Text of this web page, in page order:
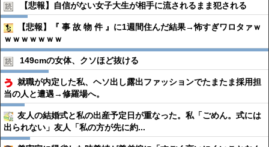
【悲報】自信がない女子大生が相手に流されるまま犯される
【悲報】『 事 故 物 件 』に1週間住んだ結果→怖すぎワロタァｗ
ｗｗｗｗｗｗｗ
149cmの女体、クソほど抜ける
就職が内定した私、ヘソ出し露出ファッションでたまたま採用担
当の人と遭遇→修羅場へ。
友人の結婚式と私の出産予定日が重なった。私「ごめん。式には
出られない」友人「私の方が先に約...